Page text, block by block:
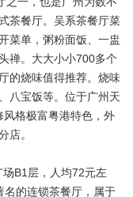
茶餐厅。吴系茶餐厅菜
菜单，粥粉面饭、一盅
禅。大大小小700多个
的烧味值得推荐。烧味
八宝饭等。位于广州天
格极富粤港特色，外
店。
B1层，人均72元左
名的连锁茶餐厅，属于